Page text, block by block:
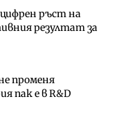
ръст на
резултат за
променя
пак е в R&D
огромен
център в
че големи
откажат
огромен
център в
изток 2“